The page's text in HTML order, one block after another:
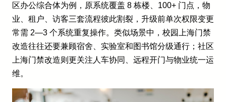
区办公综合体为例，原系统覆盖 8 栋楼、100+ 门点，物
业、租户、访客三套流程彼此割裂，升级前单次权限变更
常需 2—3 个系统重复操作。类似场景中，校园上海门禁
改造往往还要兼顾宿舍、实验室和图书馆分级通行；社区
上海门禁改造则更关注人车协同、远程开门与物业统一运
维。